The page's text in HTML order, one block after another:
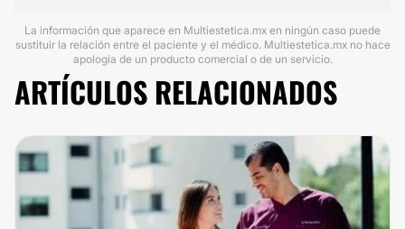
La información que aparece en Multiestetica.mx en ningún caso puede
sustituir la relación entre el paciente y el médico. Multiestetica.mx no hace
apología de un producto comercial o de un servicio.
ARTÍCULOS RELACIONADOS